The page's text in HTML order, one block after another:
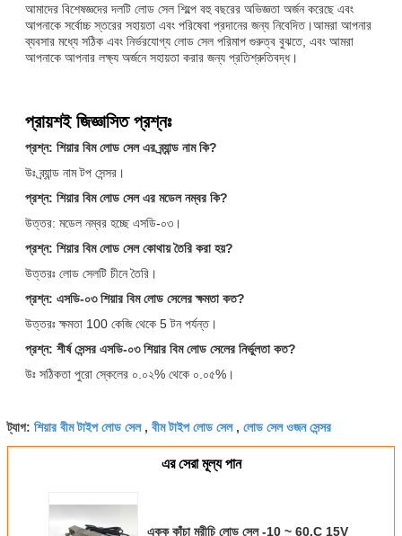
আমাদের বিশেষজ্ঞদের দলটি লোড সেল শিল্পে বহু বছরের অভিজ্ঞতা অর্জন করেছে এবং
আপনাকে সর্বোচ্চ স্তরের সহায়তা এবং পরিষেবা প্রদানের জন্য নিবেদিত।আমরা আপনার
ব্যবসার মধ্যে সঠিক এবং নির্ভরযোগ্য লোড সেল পরিমাপ গুরুত্ব বুঝতে, এবং আমরা
আপনাকে আপনার লক্ষ্য অর্জনে সহায়তা করার জন্য প্রতিশ্রুতিবদ্ধ।
প্রায়শই জিজ্ঞাসিত প্রশ্নঃ
প্রশ্ন: শিয়ার বিম লোড সেল এর ব্র্যান্ড নাম কি?
উঃ ব্র্যান্ড নাম টপ সেন্সর।
প্রশ্ন: শিয়ার বিম লোড সেল এর মডেল নম্বর কি?
উত্তর: মডেল নম্বর হচ্ছে এসডি-০৩।
প্রশ্ন: শিয়ার বিম লোড সেল কোথায় তৈরি করা হয়?
উত্তরঃ লোড সেলটি চীনে তৈরি।
প্রশ্ন: এসডি-০৩ শিয়ার বিম লোড সেলের ক্ষমতা কত?
উত্তরঃ ক্ষমতা 100 কেজি থেকে 5 টন পর্যন্ত।
প্রশ্ন: শীর্ষ সেন্সর এসডি-০৩ শিয়ার বিম লোড সেলের নির্ভুলতা কত?
উঃ সঠিকতা পুরো স্কেলের ০.০২% থেকে ০.০৫%।
ট্যাগ: শিয়ার বীম টাইপ লোড সেল, বীম টাইপ লোড সেল, লোড সেল ওজন সেন্সর
এর সেরা মূল্য পান
একক কাঁচা মরীচি লোড সেল -10 ~ 60.C 15V